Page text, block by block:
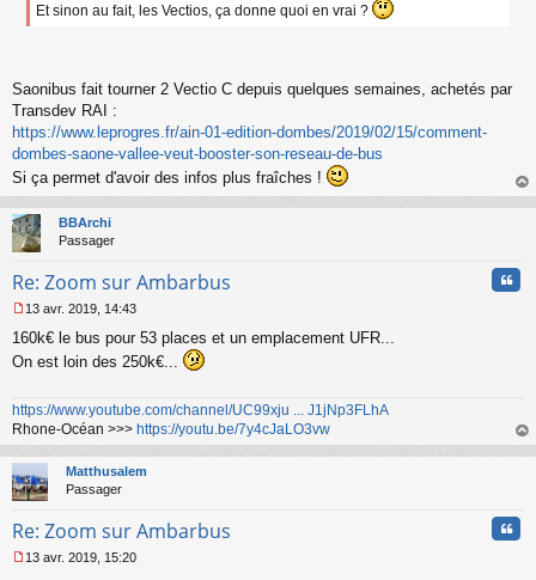
a
o
n
l
u
Et sinon au fait, les Vectios, ça donne quoi en vrai ?
Saonibus fait tourner 2 Vectio C depuis quelques semaines, achetés par
Transdev RAI :
https://www.leprogres.fr/ain-01-edition-dombes/2019/02/15/comment-
dombes-saone-vallee-veut-booster-son-reseau-de-bus
Si ça permet d'avoir des infos plus fraîches !
au
BBArchi
Passager
Re: Zoom sur Ambarbus
e
s
g
e
n
o
n
l
13 avr. 2019, 14:43
160k€ le bus pour 53 places et un emplacement UFR...
On est loin des 250k€...
https://www.youtube.com/channel/UC99xju ... J1jNp3FLhA
Rhone-Océan >>> https://youtu.be/7y4cJaLO3vw
au
Matthusalem
Passager
Re: Zoom sur Ambarbus
13 avr. 2019, 15:20